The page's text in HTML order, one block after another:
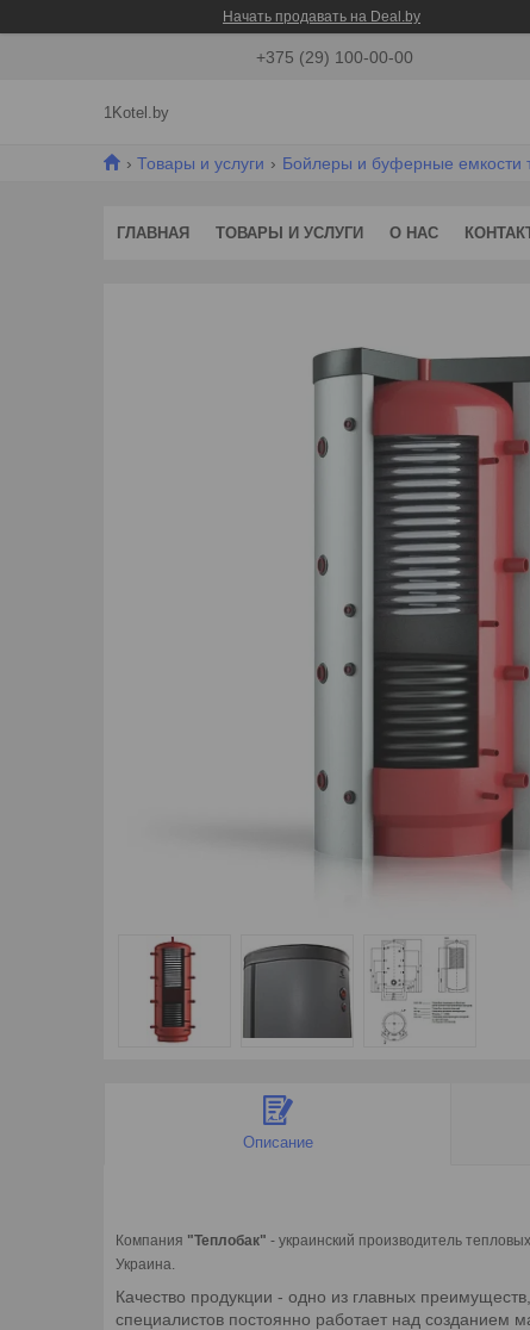
Начать продавать на Deal.by
+375 (29) 100-00-00
1Kotel.by
Товары и услуги Бойлеры и буферные емкости
ГЛАВНАЯ ТОВАРЫ И УСЛУГИ О НАС
Описание
Компания "Теплобак" - украинский производитель
Украина.
Качество продукции - одно из главных
специалистов постоянно работает над созданием